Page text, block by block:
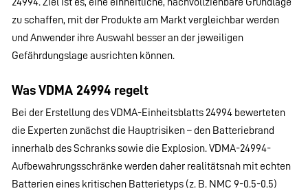
zu schaffen, mit der Produkte am Markt vergleichbar werden
und Anwender ihre Auswahl besser an der jeweiligen
Gefährdungslage ausrichten können.
Was VDMA 24994 regelt
Bei der Erstellung des VDMA-Einheitsblatts 24994 bewerteten
die Experten zunächst die Hauptrisiken – den Batteriebrand
innerhalb des Schranks sowie die Explosion. VDMA-24994-
Aufbewahrungsschränke werden daher realitätsnah mit echten
Batterien eines kritischen Batterietyps (z. B. NMC 9-0.5-0.5)